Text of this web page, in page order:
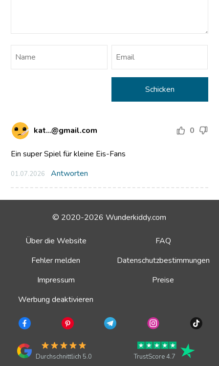
kat...@gmail.com 0
Ein super Spiel für kleine Eis-Fans
01.07.2026 Antworten
© 2020-2026 Wunderkiddy.com
Über die Website
FAQ
Fehler melden
Datenschutzbestimmungen
Impressum
Preise
Werbung deaktivieren
Durchschnittlich 5.0 TrustScore 4.7